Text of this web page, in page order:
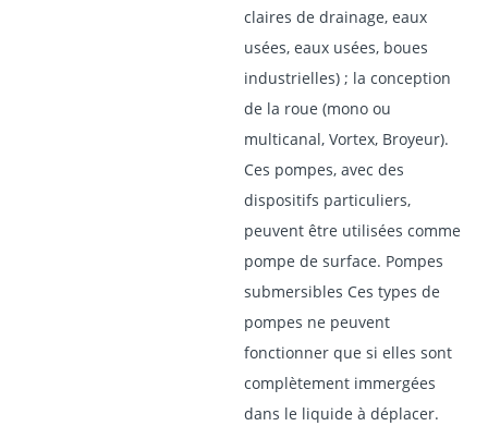
claires de drainage, eaux
usées, eaux usées, boues
industrielles) ; la conception
de la roue (mono ou
multicanal, Vortex, Broyeur).
Ces pompes, avec des
dispositifs particuliers,
peuvent être utilisées comme
pompe de surface. Pompes
submersibles Ces types de
pompes ne peuvent
fonctionner que si elles sont
complètement immergées
dans le liquide à déplacer.